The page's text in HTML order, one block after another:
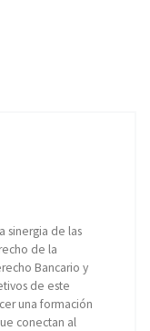
sinergia de las
de la
Bancario y
de este
una formación
conectan al